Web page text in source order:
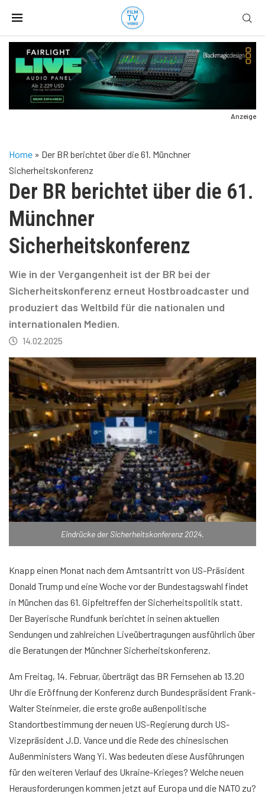
Anzeige
Home » Der BR berichtet über die 61. Münchner
Sicherheitskonferenz
Der BR berichtet über die 61.
Münchner
Sicherheitskonferenz
Wie in der Vergangenheit ist der BR bei der
Sicherheitskonferenz erneut Hostbroadcaster und
produziert das Weltbild für die nationalen und
internationalen Medien.
14.02.2025
Eindrücke der Sicherheitskonferenz 2024.
Knapp einen Monat nach dem Amtsantritt von US-Präsident
Donald Trump und eine Woche vor der Bundestagswahl findet
in München das 61. Gipfeltreffen der Sicherheitspolitik statt.
Der Bayerische Rundfunk berichtet in seinen aktuellen
Sendungen und zahlreichen Liveübertragungen ausführlich über
die Beratungen der Münchner Sicherheitskonferenz.
Am Freitag, 14. Februar, überträgt das BR Fernsehen ab 13.20
Uhr die Eröffnung der Konferenz durch Bundespräsident Frank-
Walter Steinmeier, die erste große außenpolitische
Standortbestimmung der neuen US-Regierung durch US-
Vizepräsident J.D. Vance und die Rede des chinesischen
Außenministers Wang Yi. Was bedeuten diese Ausführungen
für den weiteren Verlauf des Ukraine-Krieges? Welche neuen
Herausforderungen kommen jetzt auf Europa und die NATO zu?